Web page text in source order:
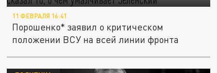
11 ФЕВРАЛЯ 16:41
Порошенко* заявил о критическом
положении ВСУ на всей линии фронта